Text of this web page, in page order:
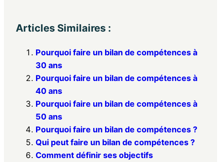
Articles Similaires :
Pourquoi faire un bilan de compétences à
30 ans
Pourquoi faire un bilan de compétences à
40 ans
Pourquoi faire un bilan de compétences à
50 ans
Pourquoi faire un bilan de compétences ?
Qui peut faire un bilan de compétences ?
Comment définir ses objectifs